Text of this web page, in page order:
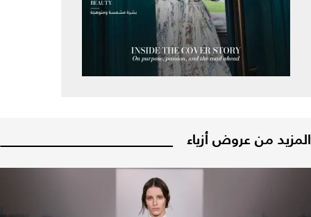
المزيد من عروض أزياء